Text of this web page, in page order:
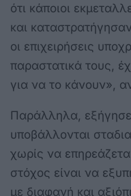
ότι κάποιοι
και
οι επιχειρήσεις
παραστατικά τους,
για να το κάνουν»,
Παράλληλα, εξήγησε
υποβάλλονται
χωρίς να
στόχος είναι να
με διαφανή και